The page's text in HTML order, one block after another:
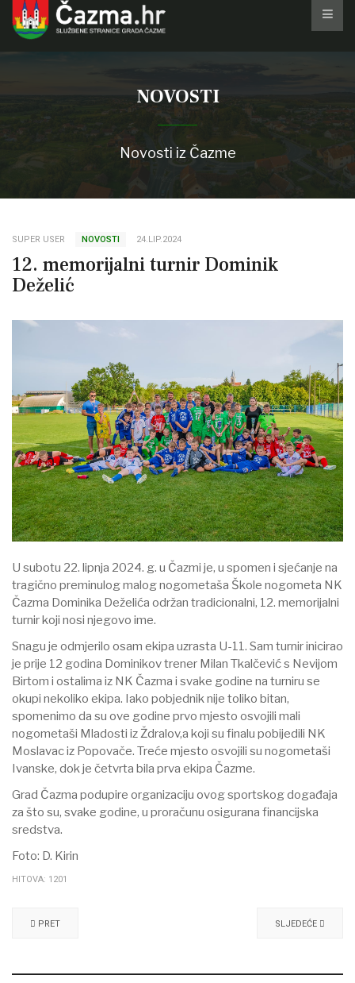
NOVOSTI
Novosti iz Čazme
SUPER USER NOVOSTI 24.LIP.2024
12. memorijalni turnir Dominik
Deželić
U subotu 22. lipnja 2024. g. u Čazmi je, u spomen i sjećanje na
tragično preminulog malog nogometaša Škole nogometa NK
Čazma Dominika Deželića održan tradicionalni, 12. memorijalni
turnir koji nosi njegovo ime.
Snagu je odmjerilo osam ekipa uzrasta U-11. Sam turnir inicirao
je prije 12 godina Dominikov trener Milan Tkalčević s Nevijom
Birtom i ostalima iz NK Čazma i svake godine na turniru se
okupi nekoliko ekipa. Iako pobjednik nije toliko bitan,
spomenimo da su ove godine prvo mjesto osvojili mali
nogometaši Mladosti iz Ždralov,a koji su finalu pobijedili NK
Moslavac iz Popovače. Treće mjesto osvojili su nogometaši
Ivanske, dok je četvrta bila prva ekipa Čazme.
Grad Čazma podupire organizaciju ovog sportskog događaja
za što su, svake godine, u proračunu osigurana financijska
sredstva.
Foto: D. Kirin
HITOVA: 1201
PRET SLJEDEĆE